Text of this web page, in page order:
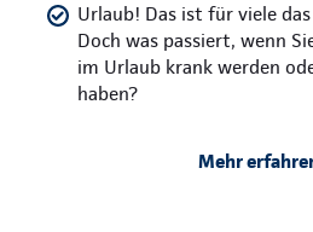
Urlaub! Das ist für viele
Doch was passiert, wenn
im Urlaub krank werden
haben?
Mehr